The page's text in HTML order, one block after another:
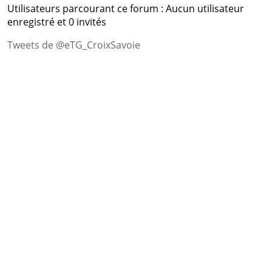
Utilisateurs parcourant ce forum : Aucun utilisateur
enregistré et 0 invités
Tweets de @eTG_CroixSavoie